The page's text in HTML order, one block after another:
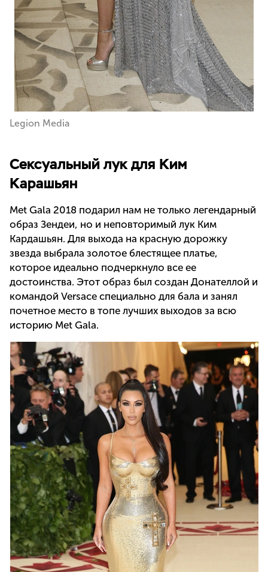
Legion Media
Сексуальный лук для Ким
Карашьян
Met Gala 2018 подарил нам не только легендарный
образ Зендеи, но и неповторимый лук Ким
Кардашьян. Для выхода на красную дорожку
звезда выбрала золотое блестящее платье,
которое идеально подчеркнуло все ее
достоинства. Этот образ был создан Донателлой и
командой Versace специально для бала и занял
почетное место в топе лучших выходов за всю
историю Met Gala.